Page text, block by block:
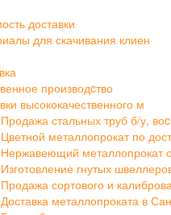
доставки
для скачивания клиен
производcтво
высококачественного м
Продажа стальных труб б/у, воc
Цветной металлопрокат по
Нержавеющий металлопрокат
Изготовление гнутых
Продажа сортового и
Доставка металлопроката в